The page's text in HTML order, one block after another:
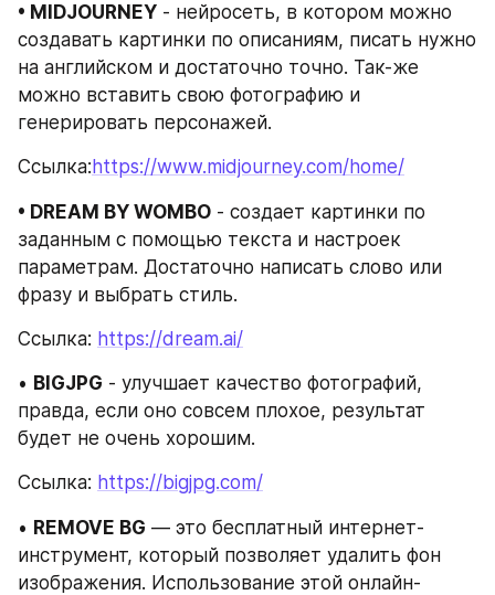
• MIDJOURNEY - нейросеть, в котором можно
создавать картинки по описаниям, писать нужно
на английском и достаточно точно. Так-же
можно вставить свою фотографию и
генерировать персонажей.
Ссылка: https://www.midjourney.com/home/
• DREAM BY WOMBO - создает картинки по
заданным с помощью текста и настроек
параметрам. Достаточно написать слово или
фразу и выбрать стиль.
Ссылка: https://dream.ai/
• BIGJPG - улучшает качество фотографий,
правда, если оно совсем плохое, результат
будет не очень хорошим.
Ссылка: https://bigjpg.com/
• REMOVE BG — это бесплатный интернет-
инструмент, который позволяет удалить фон
изображения. Использование этой онлайн-